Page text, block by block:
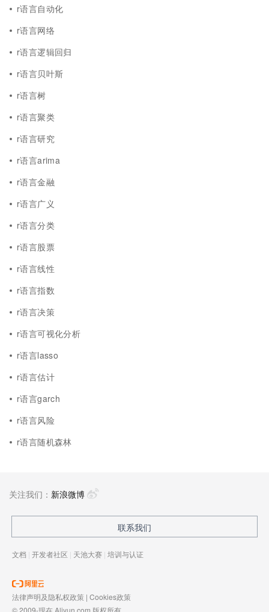
r语言自动化
r语言网络
r语言逻辑回归
r语言贝叶斯
r语言树
r语言聚类
r语言研究
r语言arima
r语言金融
r语言广义
r语言分类
r语言股票
r语言线性
r语言指数
r语言决策
r语言可视化分析
r语言lasso
r语言估计
r语言garch
r语言风险
r语言随机森林
关注我们： 新浪微博
联系我们
文档 | 开发者社区 | 天池大赛 | 培训与认证
法律声明及隐私权政策 | Cookies政策
© 2009-现在 Aliyun.com 版权所有